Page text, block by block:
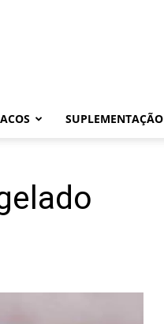
SUPLEMENTAÇÃO